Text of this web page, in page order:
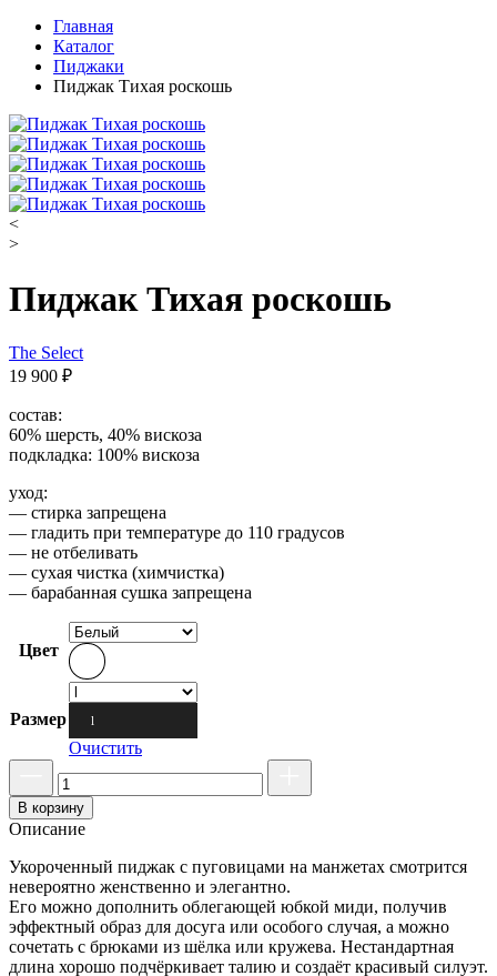
Главная
Каталог
Пиджаки
Пиджак Тихая роскошь
<
>
Пиджак Тихая роскошь
The Select
19 900 ₽
состав:
60% шерсть, 40% вискоза
подкладка: 100% вискоза
уход:
— стирка запрещена
— гладить при температуре до 110 градусов
— не отбеливать
— сухая чистка (химчистка)
— барабанная сушка запрещена
Цвет
Размер l
Очистить
В корзину
Описание
Укороченный пиджак с пуговицами на манжетах смотрится
невероятно женственно и элегантно.
Его можно дополнить облегающей юбкой миди, получив
эффектный образ для досуга или особого случая, а можно
сочетать с брюками из шёлка или кружева. Нестандартная
длина хорошо подчёркивает талию и создаёт красивый силуэт.